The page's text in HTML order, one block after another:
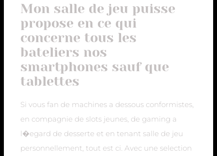
Mon salle de jeu puisse
propose en ce qui
concerne tous les
bateliers nos
smartphones sauf que
tablettes
Si vous fan de machines a dessous conformistes,
en compagnie de slots jeunes, de gaming a
l�egard de desserte et en tenant salle de jeu
personnellement, tout est ci. Avec une selection